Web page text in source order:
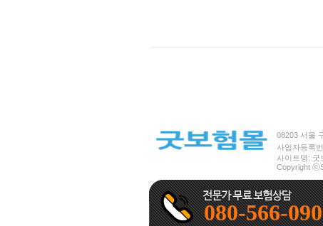
08203 서울
사업자등록
사이트명: 굿
Copyright
080-566-